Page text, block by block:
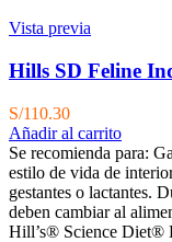
Vista previa
Hills SD Feline
S/110.30
Añadir al carrito
Se recomienda para:
estilo de vida de
gestantes o lactantes.
deben cambiar al
Hill’s® Science Diet®